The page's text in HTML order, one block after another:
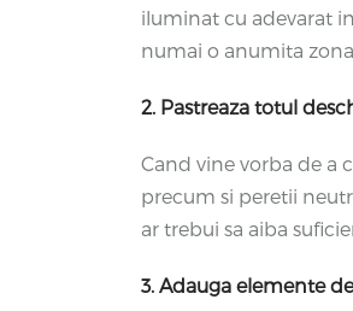
iluminat cu adevarat
numai o anumita
2. Pastreaza totul
Cand vine vorba de a
precum si peretii
ar trebui sa aiba
3. Adauga elemente